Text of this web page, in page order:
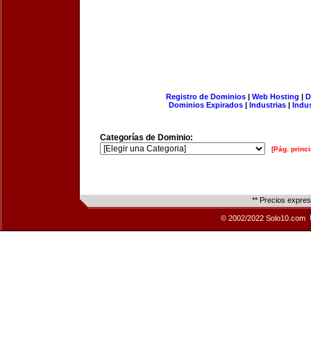
Registro de Dominios| Web Hosting |
Dominios Expirados | Industrias |
Categorías de Dominio:
[Pág.
** Precios
© 2002/2022 Solo10.com